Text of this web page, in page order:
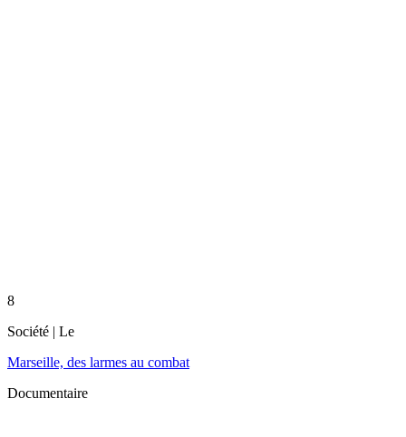
8
Société | Le
Marseille, des larmes au combat
Documentaire